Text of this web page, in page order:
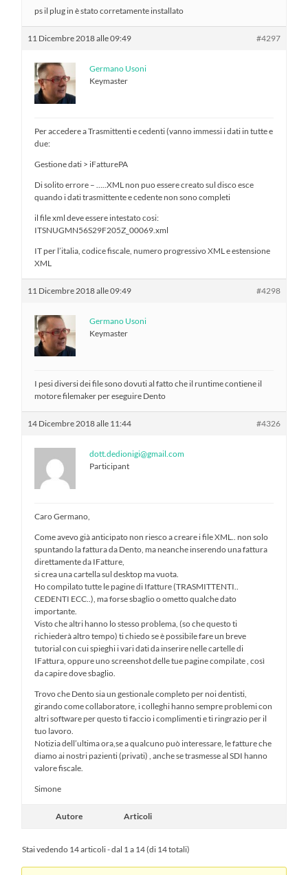
ps il plug in è stato corretamente installato
11 Dicembre 2018 alle 09:49 #4297
Germano Usoni
Keymaster
Per accedere a Trasmittenti e cedenti (vanno immessi i dati in tutte e
due:
Gestione dati > iFatturePA
Di solito errore – …..XML non puo essere creato sul disco esce
quando i dati trasmittente e cedente non sono completi
il file xml deve essere intestato cosi:
ITSNUGMN56S29F205Z_00069.xml
IT per l’italia, codice fiscale, numero progressivo XML e estensione
XML
11 Dicembre 2018 alle 09:49 #4298
Germano Usoni
Keymaster
I pesi diversi dei file sono dovuti al fatto che il runtime contiene il
motore filemaker per eseguire Dento
14 Dicembre 2018 alle 11:44 #4326
dott.dedionigi@gmail.com
Participant
Caro Germano,
Come avevo già anticipato non riesco a creare i file XML.. non solo
spuntando la fattura da Dento, ma neanche inserendo una fattura
direttamente da IFatture,
si crea una cartella sul desktop ma vuota.
Ho compilato tutte le pagine di Ifatture (TRASMITTENTI..
CEDENTI ECC..), ma forse sbaglio o ometto qualche dato
importante.
Visto che altri hanno lo stesso problema, (so che questo ti
richiederà altro tempo) ti chiedo se è possibile fare un breve
tutorial con cui spieghi i vari dati da inserire nelle cartelle di
IFattura, oppure uno screenshot delle tue pagine compilate , così
da capire dove sbaglio.
Trovo che Dento sia un gestionale completo per noi dentisti,
girando come collaboratore, i colleghi hanno sempre problemi con
altri software per questo ti faccio i complimenti e ti ringrazio per il
tuo lavoro.
Notizia dell’ultima ora,se a qualcuno può interessare, le fatture che
diamo ai nostri pazienti (privati) , anche se trasmesse al SDI hanno
valore fiscale.
Simone
Autore Articoli
Stai vedendo 14 articoli - dal 1 a 14 (di 14 totali)